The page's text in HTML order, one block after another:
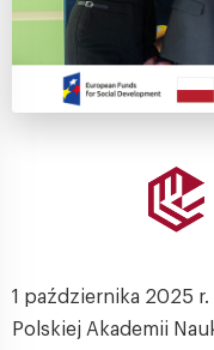
1 października 2025
Polskiej Akademii